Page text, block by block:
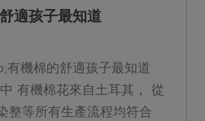
適孩子最知道
有機棉的舒適孩子最知道
有機棉花來自土耳其， 從
整等所有生產流程均符合